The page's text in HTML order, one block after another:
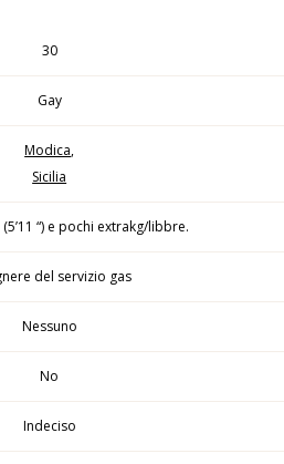
30
Gay
Modica,
Sicilia
“) e pochi extrakg/libbre.
del servizio gas
Nessuno
No
Indeciso